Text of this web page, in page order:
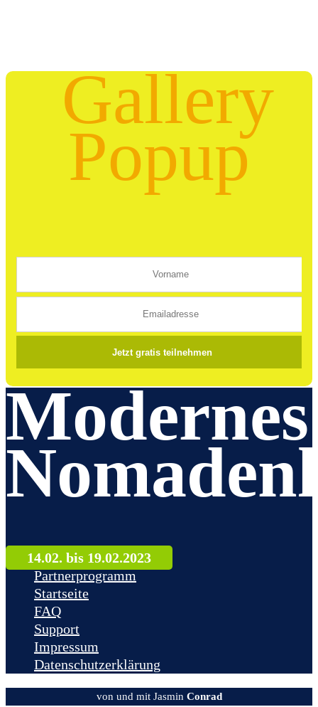
Gallery
Popup
Modernes
14.02. bis 19.02.2023
Partnerprogramm
Startseite
FAQ
Support
Impressum
Datenschutzerklärung
von und mit Jasmin Conrad